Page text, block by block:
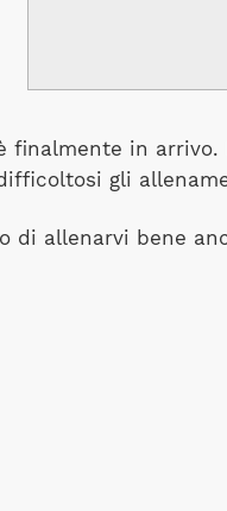
finalmente in arrivo.
gli
di allenarvi bene